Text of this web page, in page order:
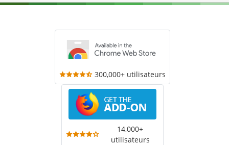
300,000+ utilisateurs
14,000+
utilisateurs